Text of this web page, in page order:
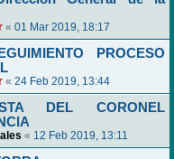
« 01 Mar 2019, 18:17
PROCESO
« 24 Feb 2019, 13:44
DEL CORONEL
« 12 Feb 2019, 13:11